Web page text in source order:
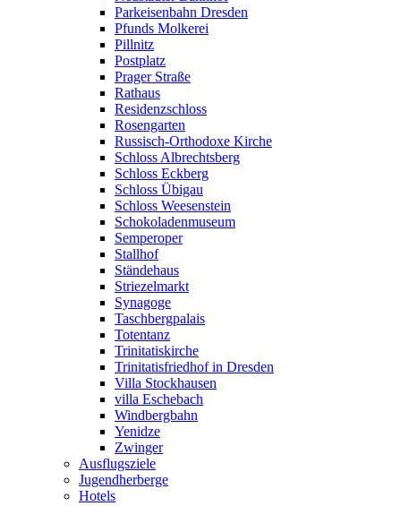
Parkeisenbahn Dresden
Pfunds Molkerei
Pillnitz
Postplatz
Prager Straße
Rathaus
Residenzschloss
Rosengarten
Russisch-Orthodoxe Kirche
Schloss Albrechtsberg
Schloss Eckberg
Schloss Übigau
Schloss Weesenstein
Schokoladenmuseum
Semperoper
Stallhof
Ständehaus
Striezelmarkt
Synagoge
Taschbergpalais
Totentanz
Trinitatiskirche
Trinitatisfriedhof in Dresden
Villa Stockhausen
villa Eschebach
Windbergbahn
Yenidze
Zwinger
Ausflugsziele
Jugendherberge
Hotels